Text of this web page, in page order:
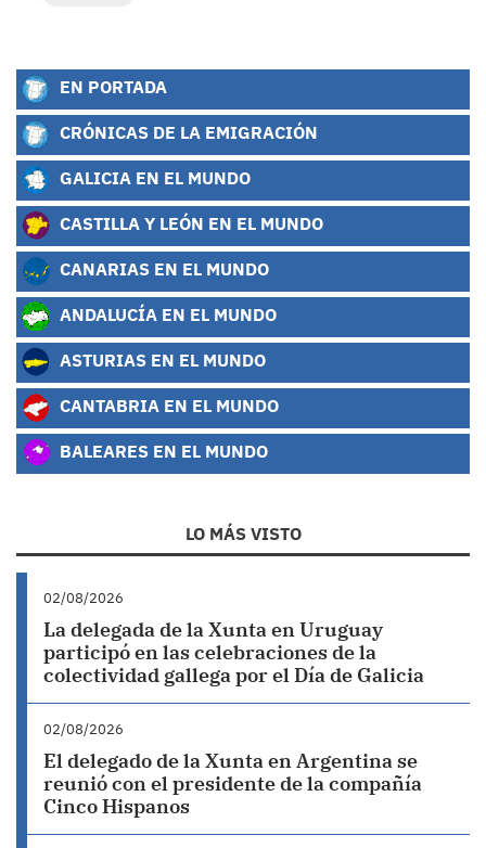
EN PORTADA
CRÓNICAS DE LA EMIGRACIÓN
GALICIA EN EL MUNDO
CASTILLA Y LEÓN EN EL MUNDO
CANARIAS EN EL MUNDO
ANDALUCÍA EN EL MUNDO
ASTURIAS EN EL MUNDO
CANTABRIA EN EL MUNDO
BALEARES EN EL MUNDO
LO MÁS VISTO
02/08/2026
La delegada de la Xunta en Uruguay
participó en las celebraciones de la
colectividad gallega por el Día de Galicia
02/08/2026
El delegado de la Xunta en Argentina se
reunió con el presidente de la compañía
Cinco Hispanos